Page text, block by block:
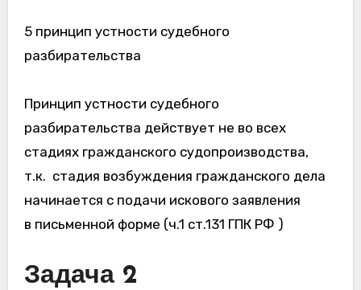
5 принцип устности судебного
разбирательства
Принцип устности судебного
разбирательства действует не во всех
стадиях гражданского судопроизводства,
т.к. стадия возбуждения гражданского дела
начинается с подачи искового заявления
в письменной форме (ч.1 ст.131 ГПК РФ )
Задача 2